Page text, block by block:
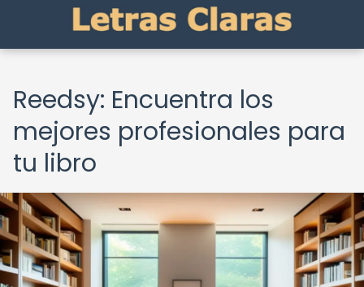
Reedsy: Encuentra los
mejores profesionales para
tu libro